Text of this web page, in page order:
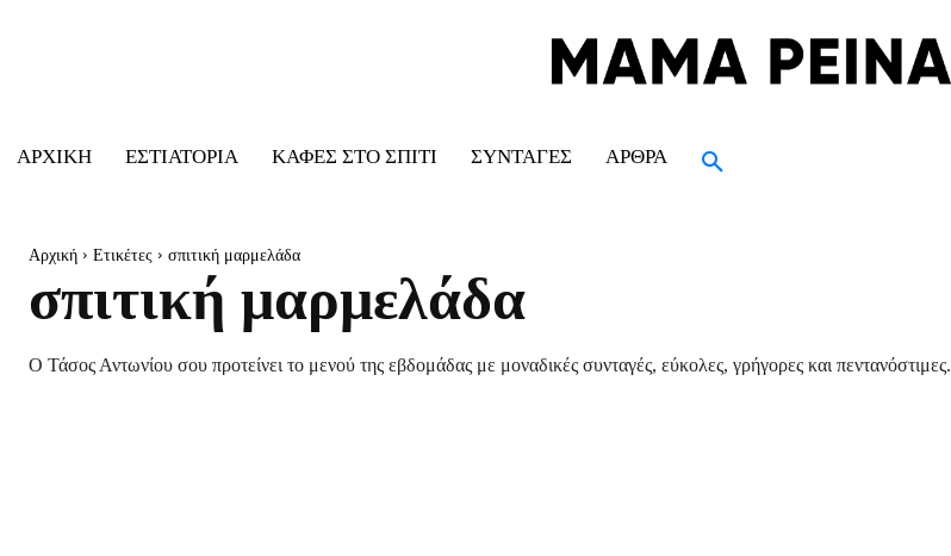
ΑΡΧΙΚΉ ΕΣΤΙΑΤΌΡΙΑ ΚΑΦΈΣ ΣΤΟ ΣΠΊΤΙ ΣΥΝΤΑΓΈΣ ΆΡΘΡΑ
Αρχική Ετικέτες σπιτική μαρμελάδα
σπιτική μαρμελάδα
Ο Τάσος Αντωνίου σου προτείνει το μενού της εβδομάδας με μοναδικές συνταγές, εύκολες, γρήγορες και πεντανόστιμες.